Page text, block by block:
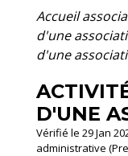
Accueil
d'une
d'une
D'UNE
Vérifié le 29 Jan
administrative